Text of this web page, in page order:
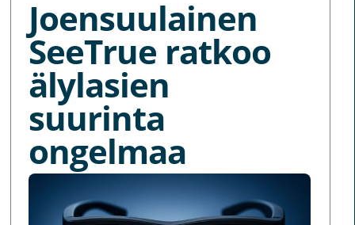
Joensuulainen
SeeTrue ratkoo
älylasien
suurinta
ongelmaa